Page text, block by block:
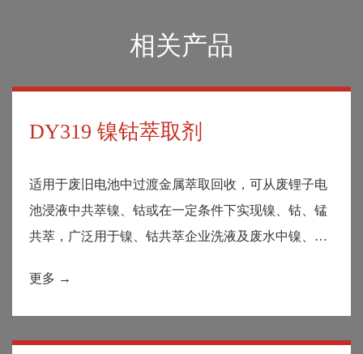
相关产品
DY319 镍钴萃取剂
适用于废旧电池中过渡金属萃取回收，可从废锂子电
池浸液中共萃镍、钴或在一定条件下实现镍、钴、锰
共萃，广泛用于镍、钴共萃企业洗液及废水中镍、钴
更多 →